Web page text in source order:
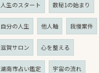
人生のスタート 数秘1の始まり
自分の人生 他人軸 我慢案件
滋賀サロン 心を整える
湖南市占い鑑定 宇宙の流れ